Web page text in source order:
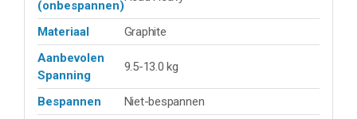
(onbespannen)
Materiaal
Graphite
Aanbevolen
Spanning
9.5-13.0 kg
Bespannen
Niet-bespannen